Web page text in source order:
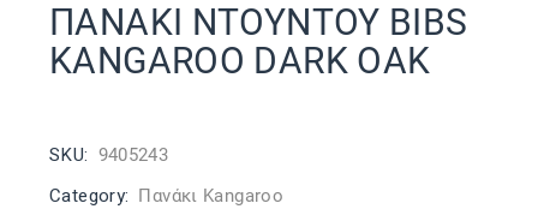
ΠΑΝΑΚΙ NTOYNTOY BIBS
KANGAROO DARK OAK
SKU: 9405243
Category: Πανάκι Kangaroo